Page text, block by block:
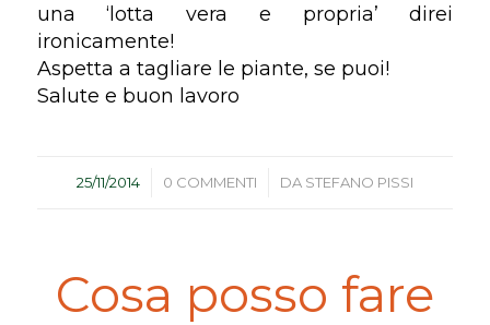
una ‘lotta vera e propria’ direi
ironicamente!
Aspetta a tagliare le piante, se puoi!
Salute e buon lavoro
25/11/2014
/ 0 COMMENTI
/ DA STEFANO PISSI
Cosa posso fare